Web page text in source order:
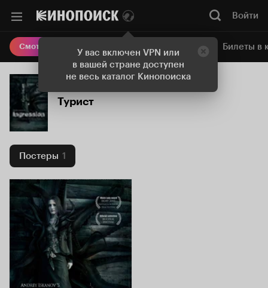
У вас включен VPN или
в вашей стране доступен
не весь каталог Кинопоиска
Войти
Смотреть кино Онлайн-кинотеатр Билеты в
Турист
Постеры 1